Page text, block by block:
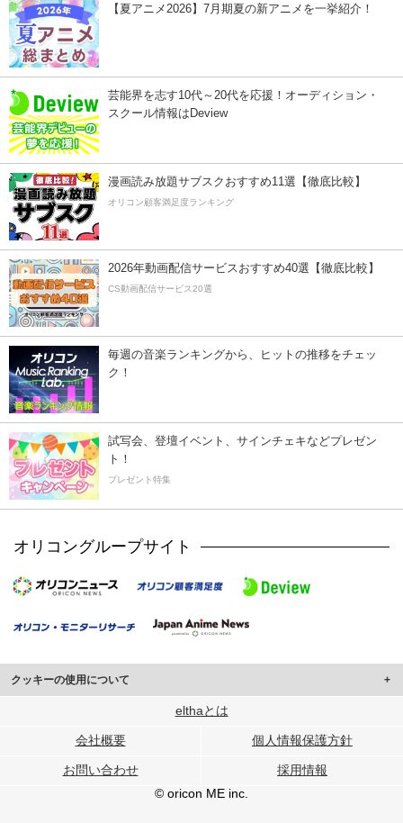
【夏アニメ2026】7月期夏の新アニメを一挙紹介！
芸能界を志す10代～20代を応援！オーディション・
スクール情報はDeview
漫画読み放題サブスクおすすめ11選【徹底比較】
オリコン顧客満足度ランキング
2026年動画配信サービスおすすめ40選【徹底比較】
CS動画配信サービス20選
毎週の音楽ランキングから、ヒットの推移をチェッ
ク！
試写会、登壇イベント、サインチェキなどプレゼン
ト！
プレゼント特集
オリコングループサイト
クッキーの使用について
このサイトでは Cookie を使用して、ユーザーに合わせたコンテンツや広告の
行っています。
メディアや広告配信、データ解析の各パートナーに提供しています。
ユーザーが各パートナーのサービスを使用したときに収集した他の情報を組み
elthaとは
会社概要 個人情報保護方針
お問い合わせ
採用情報
© oricon ME inc.